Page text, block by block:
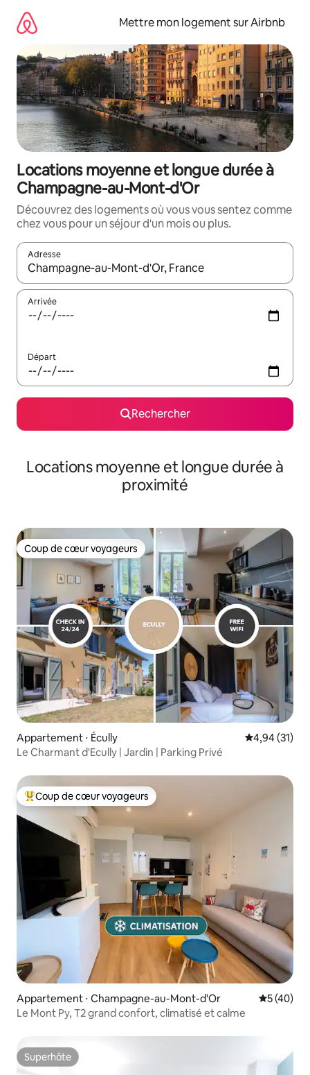
directement
contenu
Mettre mon logement sur Airbnb
Locations moyenne et longue durée à
Champagne-au-Mont-d'Or
Découvrez des logements où vous vous sentez comme
chez vous pour un séjour d'un mois ou plus.
Adresse
Lorsque les résultats s'affichent, utilisez les flèches vers le
Arrivée
Départ
Rechercher
Locations moyenne et longue durée à
proximité
Coup de cœur voyageurs
Coup de cœur voyageurs
Appartement ⋅ Écully Évaluation
4,94 (31)
Le Charmant d'Ecully | Jardin | Parking Privé
Coups de cœur voyageurs les plus appréciés
Coup de cœur voyageurs
Appartement ⋅ Champagne-au-Mont-d'Or
5 (40)
Le Mont Py, T2 grand confort, climatisé et calme
Superhôte
Superhôte